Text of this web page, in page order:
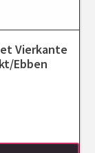
Vierkante
ebben